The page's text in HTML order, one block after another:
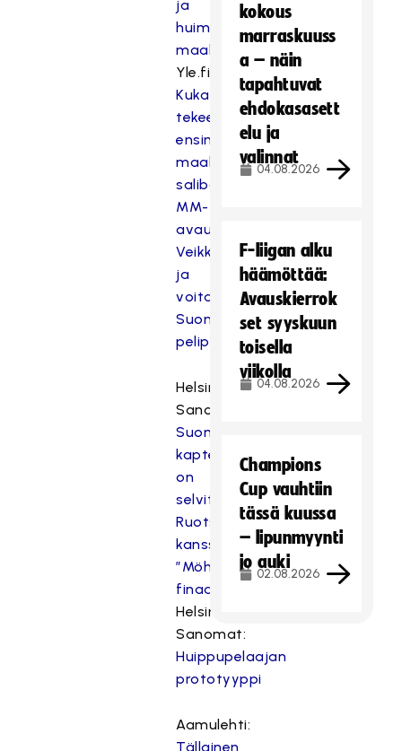
ja
huima
maalivire
Yle.fi:
Kuka
tekee
ensimmäisen
maalin
salibandymiesten
MM-
avauksessa?
Veikkaa
ja
voita
Suomen
pelipaita
Helsingin
Sanomat:
Suomen
kapteenilla
on
selvitettävää
Ruotsin
kanssa:
”Möhlimme
finaalin”
Helsingin
Sanomat:
Huippupelaajan
prototyyppi
Aamulehti:
Tällainen
kokous
marraskuuss
a – näin
tapahtuvat
ehdokasasett
elu ja
valinnat
04.08.2026
F-liigan alku
häämöttää:
Avauskierrok
set syyskuun
toisella
viikolla
04.08.2026
Champions
Cup vauhtiin
tässä kuussa
– lipunmyynti
jo auki
02.08.2026